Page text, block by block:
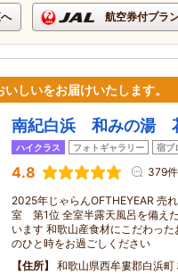
航空券付プラ
しいをお届けいたします。
南紀白浜 和みの湯
ハイクラス フォトギャラリー 宿ブ
4.8 379件
2025年じゃらんOFTHEYEAR 売
室 第1位 全室半露天風呂を備え
います 和歌山産食材にこだわっ
のひと時をお過ごしください
住所
和歌山県西牟婁郡白浜